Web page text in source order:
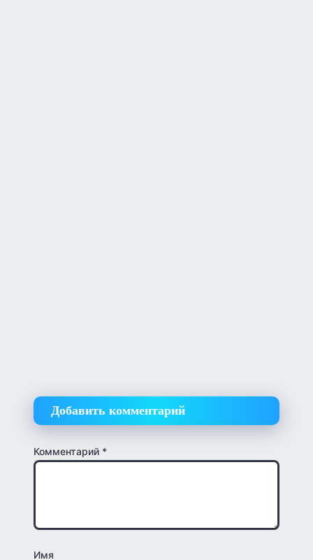
Добавить комментарий
Комментарий *
Имя